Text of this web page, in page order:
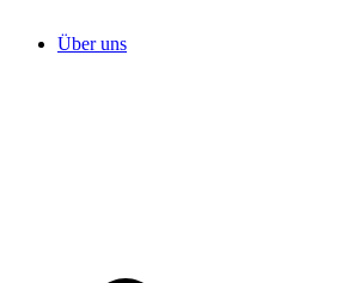
Über uns